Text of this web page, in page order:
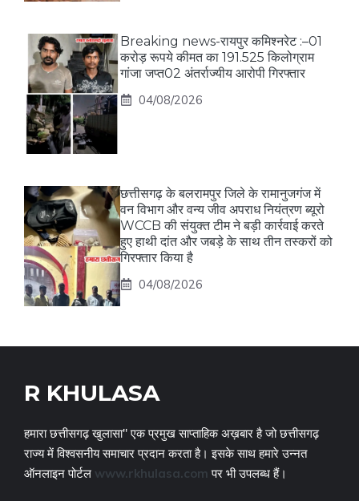
Breaking news-रायपुर कमिश्नरेट :–01
करोड़ रूपये कीमत का 191.525 किलोग्राम
गांजा जप्त02 अंतर्राज्यीय आरोपी गिरफ्तार
04/08/2026
छत्तीसगढ़ के बलरामपुर जिले के रामानुजगंज में
वन विभाग और वन्य जीव अपराध नियंत्रण ब्यूरो
WCCB की संयुक्त टीम ने बड़ी कार्रवाई करते
हुए हाथी दांत और जबड़े के साथ तीन तस्करों को
गिरफ्तार किया है
04/08/2026
R KHULASA
हमारा छत्तीसगढ़ खुलासा" एक प्रमुख साप्ताहिक अख़बार है जो छत्तीसगढ़
राज्य में विश्वसनीय समाचार प्रदान करता है। इसके साथ हमारे उन्नत
ऑनलाइन पोर्टल www.rkhulasa.com पर भी उपलब्ध हैं।